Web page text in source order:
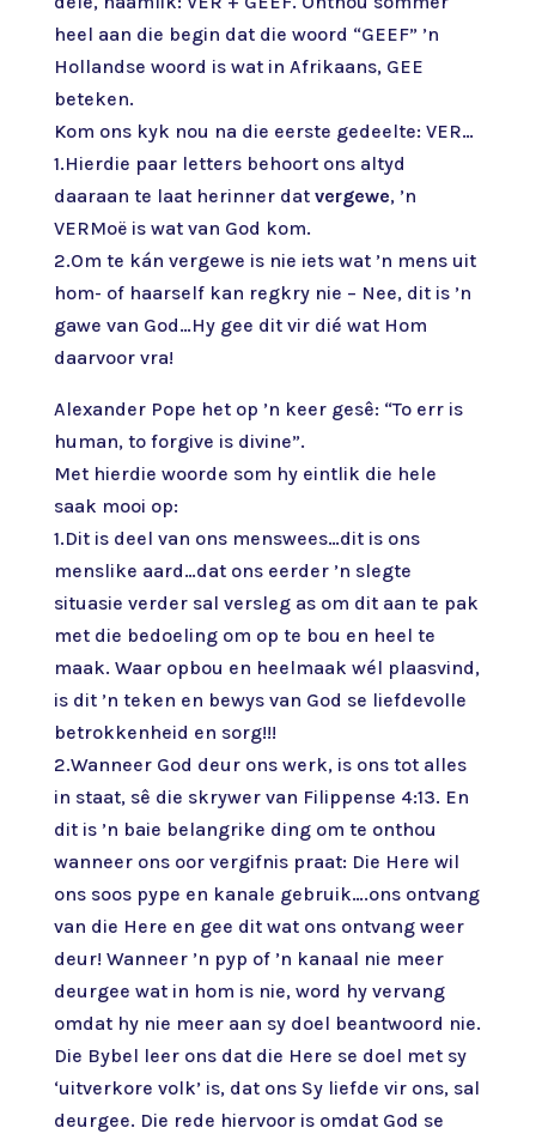
heel aan die begin dat die woord “GEEF” ’n
Hollandse woord is wat in Afrikaans, GEE
beteken.
Kom ons kyk nou na die eerste gedeelte: VER…
1.Hierdie paar letters behoort ons altyd
daaraan te laat herinner dat vergewe, ’n
VERMoë is wat van God kom.
2.Om te kán vergewe is nie iets wat ’n mens uit
hom- of haarself kan regkry nie – Nee, dit is ’n
gawe van God…Hy gee dit vir dié wat Hom
daarvoor vra!
Alexander Pope het op ’n keer gesê: “To err is
human, to forgive is divine”.
Met hierdie woorde som hy eintlik die hele
saak mooi op:
1.Dit is deel van ons menswees…dit is ons
menslike aard…dat ons eerder ’n slegte
situasie verder sal versleg as om dit aan te pak
met die bedoeling om op te bou en heel te
maak. Waar opbou en heelmaak wél plaasvind,
is dit ’n teken en bewys van God se liefdevolle
betrokkenheid en sorg!!!
2.Wanneer God deur ons werk, is ons tot alles
in staat, sê die skrywer van Filippense 4:13. En
dit is ’n baie belangrike ding om te onthou
wanneer ons oor vergifnis praat: Die Here wil
ons soos pype en kanale gebruik….ons ontvang
van die Here en gee dit wat ons ontvang weer
deur! Wanneer ’n pyp of ’n kanaal nie meer
deurgee wat in hom is nie, word hy vervang
omdat hy nie meer aan sy doel beantwoord nie.
Die Bybel leer ons dat die Here se doel met sy
‘uitverkore volk’ is, dat ons Sy liefde vir ons, sal
deurgee. Die rede hiervoor is omdat God se